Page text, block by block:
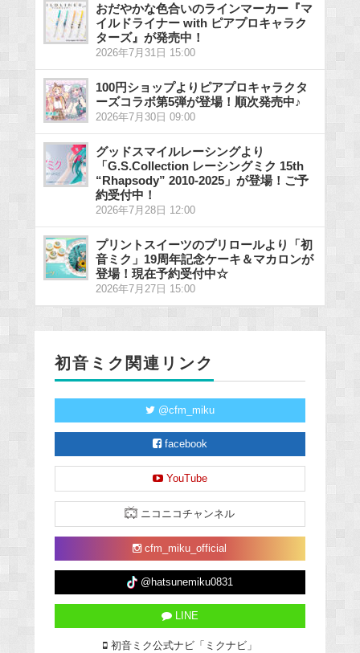
おだやかな色合いのラインマーカー『マ
イルドライナー with ピアプロキャラク
ターズ』が発売中！
2026年7月31日 15:00
100円ショップよりピアプロキャラクタ
ーズコラボ第5弾が登場！順次発売中♪
2026年7月30日 09:00
グッドスマイルレーシングより
「G.S.Collection レーシングミク 15th
“Rhapsody” 2010-2025」が登場！ご予
約受付中！
2026年7月28日 12:00
プリントスイーツのプリロールより「初
音ミク」19周年記念ケーキ＆マカロンが
登場！現在予約受付中☆
2026年7月27日 15:00
初音ミク関連リンク
@cfm_miku
facebook
YouTube
ニコニコチャンネル
cfm_miku_official
@hatsunemiku0831
LINE
初音ミク公式ナビ「ミクナビ」